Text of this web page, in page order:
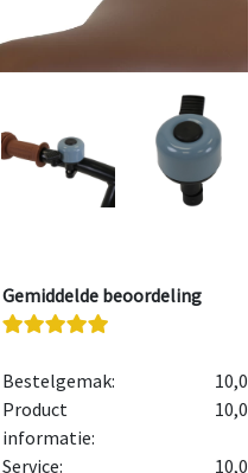
Gemiddelde beoordeling
Bestelgemak:
10,0
Product
informatie:
10,0
Service:
10,0